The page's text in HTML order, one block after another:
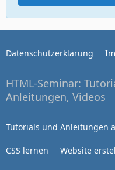
Datenschutzerklärung
HTML-Seminar:
Anleitungen, Videos
Tutorials und Anleitungen
CSS lernen Website